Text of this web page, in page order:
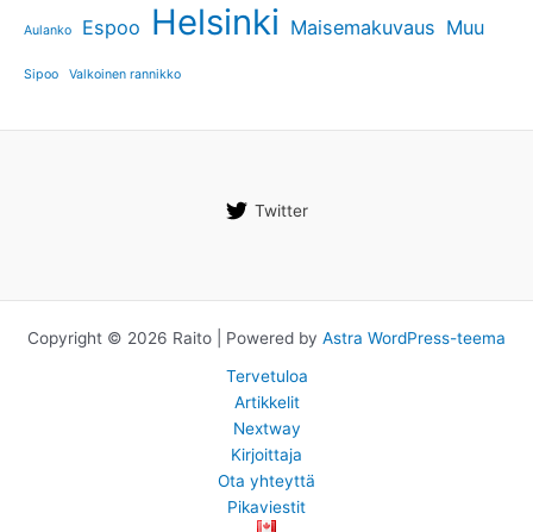
Aulanko Espoo Helsinki Maisemakuvaus Muu
Sipoo Valkoinen rannikko
Twitter
Copyright © 2026 Raito | Powered by Astra WordPress-teema
Tervetuloa
Artikkelit
Nextway
Kirjoittaja
Ota yhteyttä
Pikaviestit